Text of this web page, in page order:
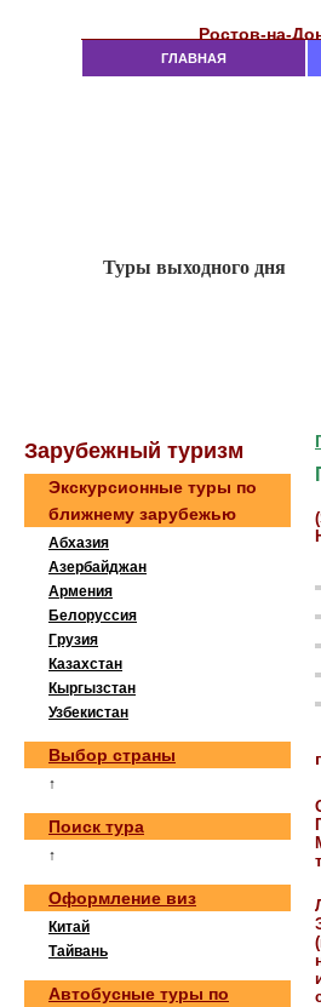
Рocтoв-нa-
ГЛАВНАЯ
Зaрубeжный туризм
Экскурсионные туры по
ближнему зарубежью
Абхазия
Азербайджан
Армения
Белоруссия
Грузия
Казахстан
Кыргызстан
Узбекистан
Выбор страны
↑
Поиск тура
↑
Оформление виз
Китай
Тайвань
Автобусные туры по